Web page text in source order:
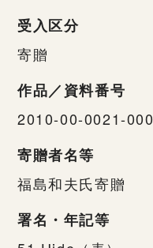
受入区分
寄贈
作品／資料番号
2010-00-0021-000
寄贈者名等
福島和夫氏寄贈
署名・年記等